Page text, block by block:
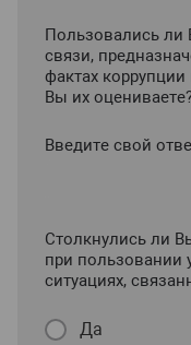
Пользовались
связи,
фактах
Вы их
Введите свой
Столкнулись ли
при пользовании
ситуациях,
Да